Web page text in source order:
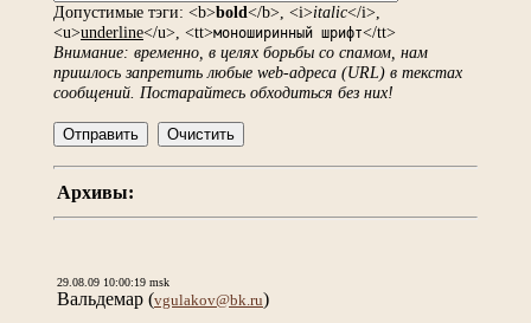
Допустимые тэги: <b>bold</b>, <i>italic</i>,
<u>underline</u>, <tt>моноширинный шрифт</tt>
Внимание: временно, в целях борьбы со спамом, нам
пришлось запретить любые web-адреса (URL) в текстах
сообщений. Постарайтесь обходиться без них!
Архивы:
29.08.09 10:00:19 msk
Вальдемар (vgulakov@bk.ru)